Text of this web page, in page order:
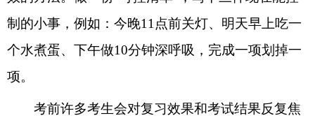
制的小事，例如：今晚11点前关灯、明天早上吃一
个水煮蛋、下午做10分钟深呼吸，完成一项划掉一
项。
考前许多考生会对复习效果和考试结果反复焦